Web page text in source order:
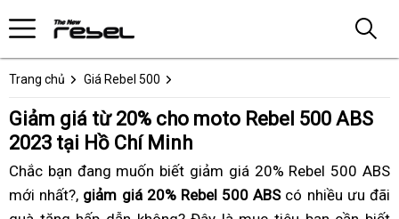
Trang chủ Giá Rebel 500
Giảm giá từ 20% cho moto Rebel 500 ABS
2023 tại Hồ Chí Minh
Chắc bạn công
ty
đang Honda
Rebel
muốn biết giảm giá 20% Rebel 500 ABS
mới nhất?, giảm giá 20% Rebel 500 ABS có nhiều ưu đãi